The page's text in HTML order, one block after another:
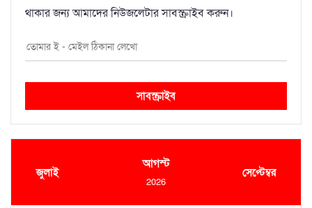
থাকার জন্য আমাদের নিউজলেটার সাবস্ক্রাইব করুন।
সাবস্ক্রাইব
জুলাই
আগস্ট
2026
সেপ্টেম্বর